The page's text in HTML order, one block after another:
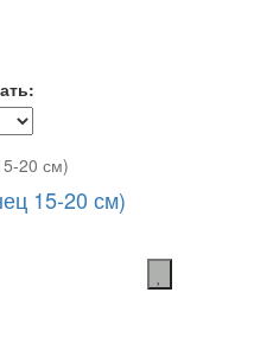
15-20 см)